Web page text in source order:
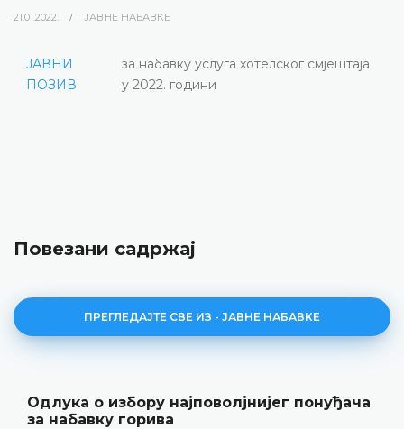
21.01.2022. ЈАВНЕ НАБАВКЕ
ЈАВНИ
ПОЗИВ
за набавку услуга хотелског смјештаја
у 2022. години
Повезани садржај
ПРЕГЛЕДАЈТЕ СВЕ ИЗ - ЈАВНЕ НАБАВКЕ
Одлука о избору најповолјнијег понуђача
за набавку горива